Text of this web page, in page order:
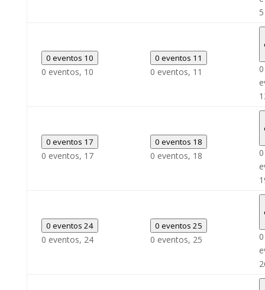
5
0 eventos 10
0 eventos, 10
0 eventos 11
0 eventos, 11
0
0 eventos 17
0 eventos, 17
0 eventos 18
0 eventos, 18
0
0 eventos 24
0 eventos, 24
0 eventos 25
0 eventos, 25
0